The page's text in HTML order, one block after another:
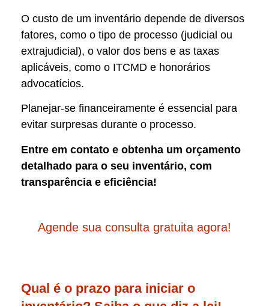
O custo de um inventário depende de diversos
fatores, como o tipo de processo (judicial ou
extrajudicial), o valor dos bens e as taxas
aplicáveis, como o ITCMD e honorários
advocatícios.
Planejar-se financeiramente é essencial para
evitar surpresas durante o processo.
Entre em contato e obtenha um orçamento
detalhado para o seu inventário, com
transparência e eficiência!
Agende sua consulta gratuita agora!
Qual é o prazo para iniciar o